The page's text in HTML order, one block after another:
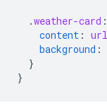
.weather-card :
content : url
background :
}
}